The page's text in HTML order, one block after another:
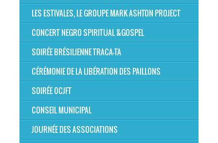
LES ESTIVALES, LE GROUPE MARK ASHTON PROJECT
CONCERT NEGRO SPIRITUAL &GOSPEL
SOIRÉE BRÉSILIENNE TRACA-TA
CÉRÉMONIE DE LA LIBÉRATION DES PAILLONS
SOIRÉE OCJFT
CONSEIL MUNICIPAL
JOURNÉE DES ASSOCIATIONS